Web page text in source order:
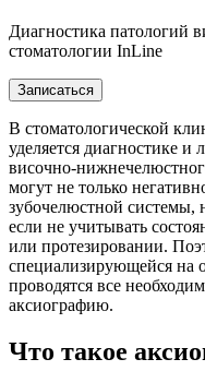
Диагностика патологий
стоматологии InLine
Записаться
В стоматологической
уделяется диагностике
височно-
могут не только
зубочелюстной системы,
если не учитывать
или протезировании.
специализирующейся на
проводятся все
аксиографию.
Что такое